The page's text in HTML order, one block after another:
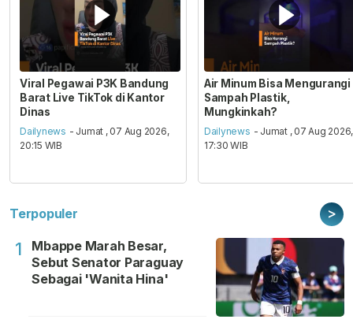
Viral Pegawai P3K Bandung
Barat Live TikTok di Kantor
Dinas
Dailynews - Jumat , 07 Aug 2026,
20:15 WIB
Air Minum Bisa Mengurangi
Sampah Plastik,
Mungkinkah?
Dailynews - Jumat , 07 Aug 2026,
17:30 WIB
Terpopuler >
1
Mbappe Marah Besar,
Sebut Senator Paraguay
Sebagai 'Wanita Hina'